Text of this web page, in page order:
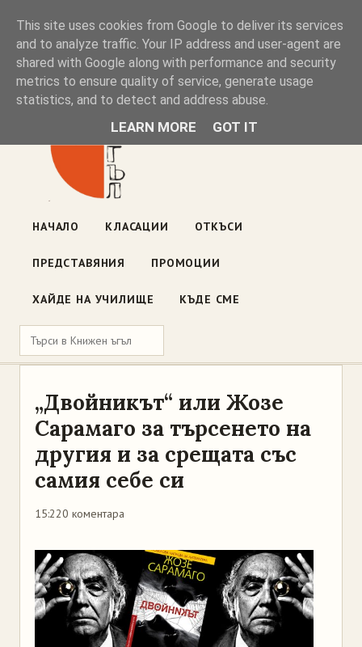
Книжен ъгъл
Блог на книжарницата — класации, откъси, нови книги
ул. „Оборище" 117, София· пон–пет 10:00–19:00 ·
НАЧАЛО КЛАСАЦИИ ОТКЪСИ
ПРЕДСТАВЯНИЯ ПРОМОЦИИ
ХАЙДЕ НА УЧИЛИЩЕ КЪДЕ СМЕ
„Двойникът“ или Жозе
Сарамаго за търсенето на
другия и за срещата със
самия себе си
15:220 коментара
This site uses cookies from Google to deliver its services
and to analyze traffic. Your IP address and user-agent are
shared with Google along with performance and security
metrics to ensure quality of service, generate usage
statistics, and to detect and address abuse.
LEARN MORE GOT IT